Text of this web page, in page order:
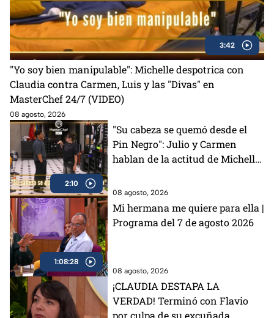
3:42
"Yo soy bien manipulable": Michelle despotrica con
Claudia contra Carmen, Luis y las "Divas" en
MasterChef 24/7 (VIDEO)
08 agosto, 2026
2:10
"Su cabeza se quemó desde el
Pin Negro": Julio y Carmen
hablan de la actitud de Michelle
08 agosto, 2026
1:08:28
Mi hermana me quiere para ella |
Programa del 7 de agosto 2026
08 agosto, 2026
¡CLAUDIA DESTAPA LA
VERDAD! Terminó con Flavio
por culpa de su excuñada